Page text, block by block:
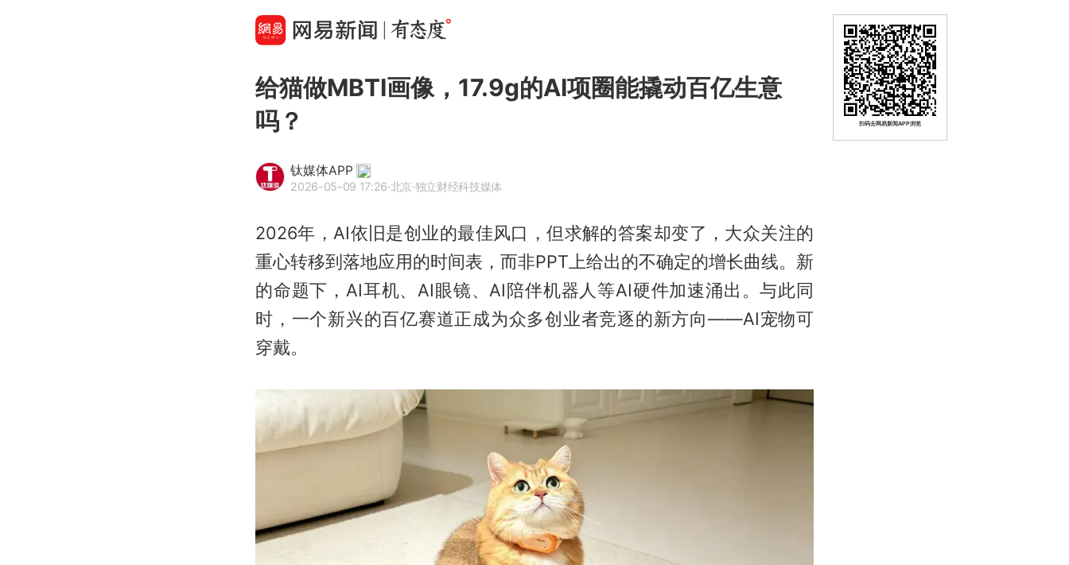
给猫做MBTI画像，17.9g的AI项圈能撬动百亿生意
吗？
钛媒体APP
2026-05-09 17:26·北京·独立财经科技媒体
2026年，AI依旧是创业的最佳风口，但求解的答案却变了，大众关注的
重心转移到落地应用的时间表，而非PPT上给出的不确定的增长曲线。新
的命题下，AI耳机、AI眼镜、AI陪伴机器人等AI硬件加速涌出。与此同
时，一个新兴的百亿赛道正成为众多创业者竞逐的新方向——AI宠物可
穿戴。
扫码去网易新闻APP浏览